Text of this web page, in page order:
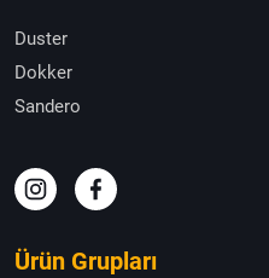
Duster
Dokker
Sandero
Ürün Grupları